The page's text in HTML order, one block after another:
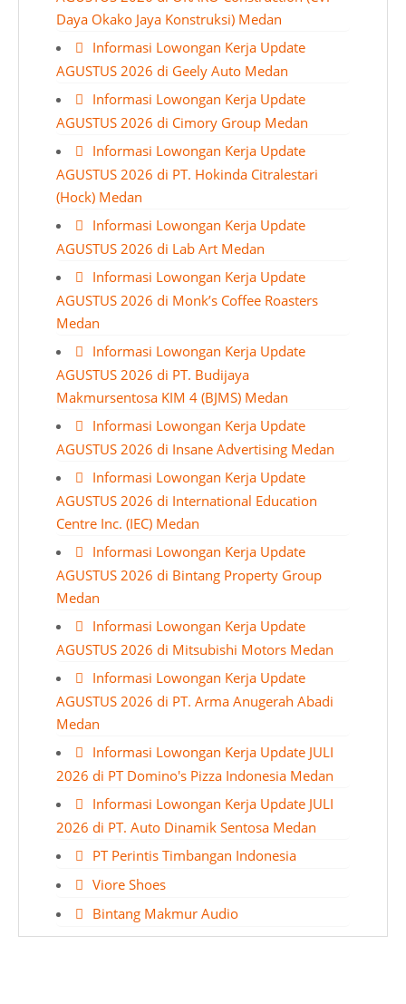
Daya Okako Jaya Konstruksi) Medan
Informasi Lowongan Kerja Update
AGUSTUS 2026 di Geely Auto Medan
Informasi Lowongan Kerja Update
AGUSTUS 2026 di Cimory Group Medan
Informasi Lowongan Kerja Update
AGUSTUS 2026 di PT. Hokinda Citralestari
(Hock) Medan
Informasi Lowongan Kerja Update
AGUSTUS 2026 di Lab Art Medan
Informasi Lowongan Kerja Update
AGUSTUS 2026 di Monk’s Coffee Roasters
Medan
Informasi Lowongan Kerja Update
AGUSTUS 2026 di PT. Budijaya
Makmursentosa KIM 4 (BJMS) Medan
Informasi Lowongan Kerja Update
AGUSTUS 2026 di Insane Advertising Medan
Informasi Lowongan Kerja Update
AGUSTUS 2026 di International Education
Centre Inc. (IEC) Medan
Informasi Lowongan Kerja Update
AGUSTUS 2026 di Bintang Property Group
Medan
Informasi Lowongan Kerja Update
AGUSTUS 2026 di Mitsubishi Motors Medan
Informasi Lowongan Kerja Update
AGUSTUS 2026 di PT. Arma Anugerah Abadi
Medan
Informasi Lowongan Kerja Update JULI
2026 di PT Domino's Pizza Indonesia Medan
Informasi Lowongan Kerja Update JULI
2026 di PT. Auto Dinamik Sentosa Medan
PT Perintis Timbangan Indonesia
Viore Shoes
Bintang Makmur Audio